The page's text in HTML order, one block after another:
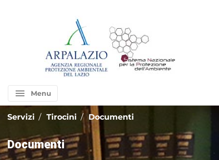
menu Menu
Servizi Tirocini Documenti
Documenti